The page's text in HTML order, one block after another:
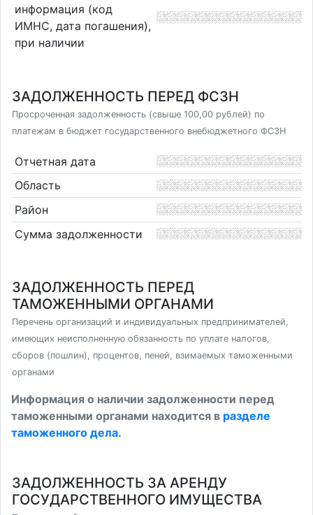
информация (код
ИМНС, дата погашения),
при наличии
ЗАДОЛЖЕННОСТЬ ПЕРЕД ФСЗН
Просроченная задолженность (свыше 100,00 рублей) по
платежам в бюджет государственного внебюджетного ФСЗН
Отчетная дата
Область
Район
Сумма задолженности
ЗАДОЛЖЕННОСТЬ ПЕРЕД
ТАМОЖЕННЫМИ ОРГАНАМИ
Перечень организаций и индивидуальных предпринимателей,
имеющих неисполненную обязанность по уплате налогов,
сборов (пошлин), процентов, пеней, взимаемых таможенными
органами
Информация о наличии задолженности перед
таможенными органами находится в разделе
таможенного дела.
ЗАДОЛЖЕННОСТЬ ЗА АРЕНДУ
ГОСУДАРСТВЕННОГО ИМУЩЕСТВА